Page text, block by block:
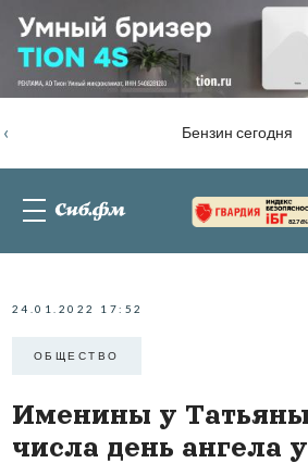
Бензин сегодня
‹
82.76%
24.01.2022 17:52
ОБЩЕСТВО
Именины у
числа день ангела